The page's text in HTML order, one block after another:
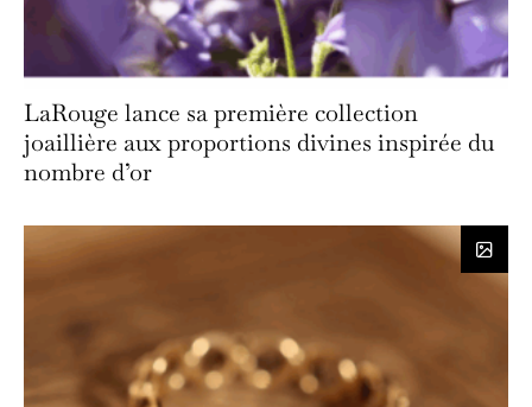
LaRouge lance sa première collection
joaillière aux proportions divines inspirée du
nombre d’or